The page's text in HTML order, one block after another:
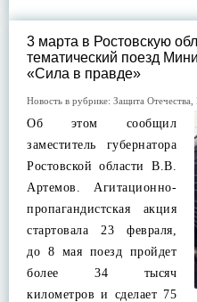
3 марта в Ростовскую
тематический поезд
«Сила в правде»
Новость в рубрике: Защита Отечества
Об этом сообщил
заместитель губернатора
Ростовской области В.В.
Артемов. Агитационно-
пропагандистская акция
стартовала 23 февраля,
до 8 мая поезд пройдет
более 34 тысяч
километров и сделает 75